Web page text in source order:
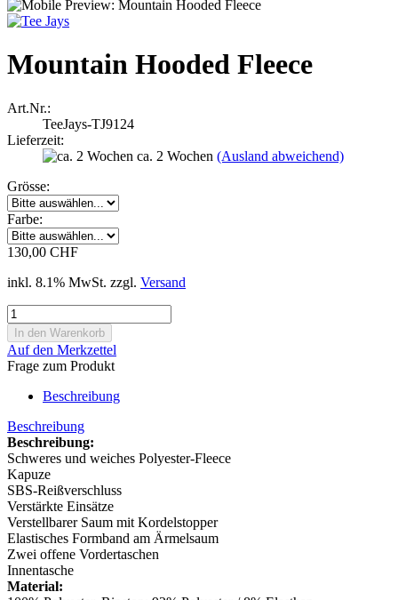
Mountain Hooded Fleece
Art.Nr.:
TeeJays-TJ9124
Lieferzeit:
ca. 2 Wochen (Ausland abweichend)
Grösse:
Farbe:
130,00 CHF
inkl. 8.1% MwSt. zzgl. Versand
Auf den Merkzettel
Frage zum Produkt
Beschreibung
Beschreibung
Beschreibung:
Schweres und weiches Polyester-Fleece
Kapuze
SBS-Reißverschluss
Verstärkte Einsätze
Verstellbarer Saum mit Kordelstopper
Elastisches Formband am Ärmelsaum
Zwei offene Vordertaschen
Innentasche
Material: